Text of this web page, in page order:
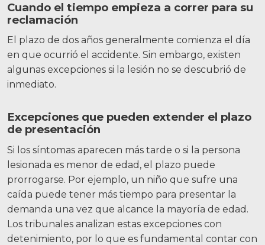
Cuando el tiempo empieza a correr para su
reclamación
El plazo de dos años generalmente comienza el día
en que ocurrió el accidente. Sin embargo, existen
algunas excepciones si la lesión no se descubrió de
inmediato.
Excepciones que pueden extender el plazo
de presentación
Si los síntomas aparecen más tarde o si la persona
lesionada es menor de edad, el plazo puede
prorrogarse. Por ejemplo, un niño que sufre una
caída puede tener más tiempo para presentar la
demanda una vez que alcance la mayoría de edad.
Los tribunales analizan estas excepciones con
detenimiento, por lo que es fundamental contar con